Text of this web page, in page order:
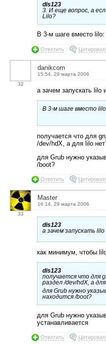
dis123
3. И еще вопрос, а
Lilo?
В 3-м шаге вместо
Ответить
32
danikcom
15:54, 29 марта 2006
а зачем запускать lilo
В 3-м шаге вместо
получается что для
/dev/hdХ, а для lilo
для Grub нужно
/boot?
Ответить
33
Master
16:14, 29 марта 2006
dis123
а зачем запускать lilo
как минимум, чтобы
dis123
получается что для
раздел /dev/hdХ, а
для Grub нужно
находится /boot?
для Grub нужно
устанавливается
Ответить